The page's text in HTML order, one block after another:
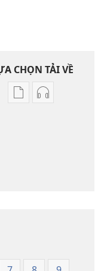
CHỌN TẢI VỀ
Tùy
—
Tùy
Bản